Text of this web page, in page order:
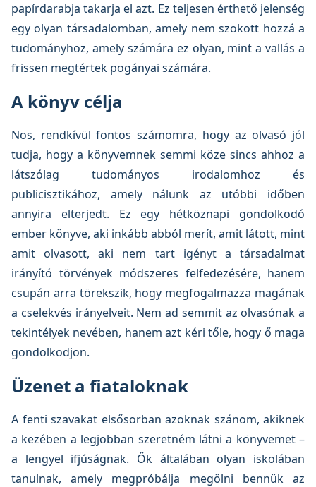
papírdarabja takarja el azt. Ez teljesen érthető jelenség
egy olyan társadalomban, amely nem szokott hozzá a
tudományhoz, amely számára ez olyan, mint a vallás a
frissen megtértek pogányai számára.
A könyv célja
Nos, rendkívül fontos számomra, hogy az olvasó jól
tudja, hogy a könyvemnek semmi köze sincs ahhoz a
látszólag tudományos irodalomhoz és
publicisztikához, amely nálunk az utóbbi időben
annyira elterjedt. Ez egy hétköznapi gondolkodó
ember könyve, aki inkább abból merít, amit látott, mint
amit olvasott, aki nem tart igényt a társadalmat
irányító törvények módszeres felfedezésére, hanem
csupán arra törekszik, hogy megfogalmazza magának
a cselekvés irányelveit. Nem ad semmit az olvasónak a
tekintélyek nevében, hanem azt kéri tőle, hogy ő maga
gondolkodjon.
Üzenet a fiataloknak
A fenti szavakat elsősorban azoknak szánom, akiknek
a kezében a legjobban szeretném látni a könyvemet –
a lengyel ifjúságnak. Ők általában olyan iskolában
tanulnak, amely megpróbálja megölni bennük az